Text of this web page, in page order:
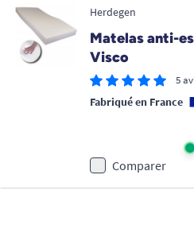
Herdegen
Matelas anti-
Visco
5
Fabriqué en France
Comparer